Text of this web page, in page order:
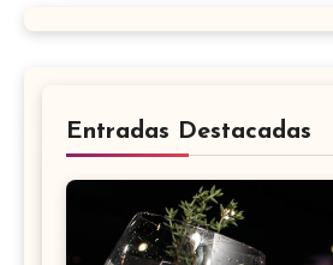
Entradas Destacadas